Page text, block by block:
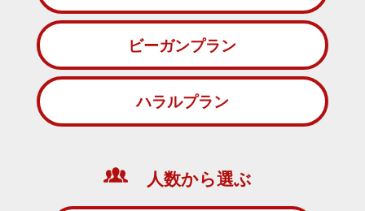
ビーガンプラン
ハラルプラン
人数から選ぶ